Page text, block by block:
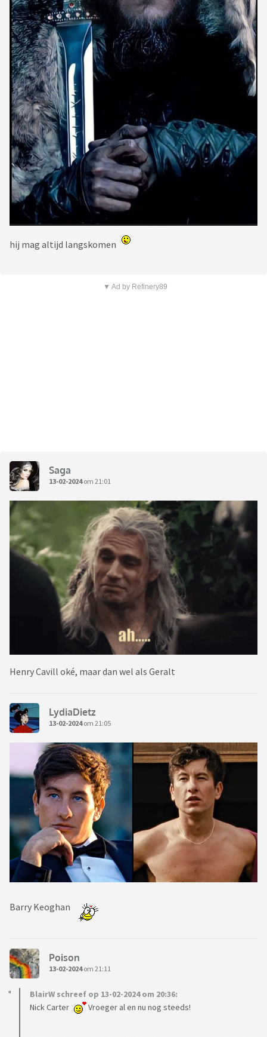
hij mag altijd langskomen
▼ Ad by Refinery89
Saga
13-02-2024om 21:01
Henry Cavill oké, maar dan wel als Geralt
LydiaDietz
13-02-2024om 21:05
Barry Keoghan
Poison
13-02-2024om 21:11
BlairW schreef op 13-02-2024 om 20:36:
Nick Carter
Vroeger al en nu nog steeds!